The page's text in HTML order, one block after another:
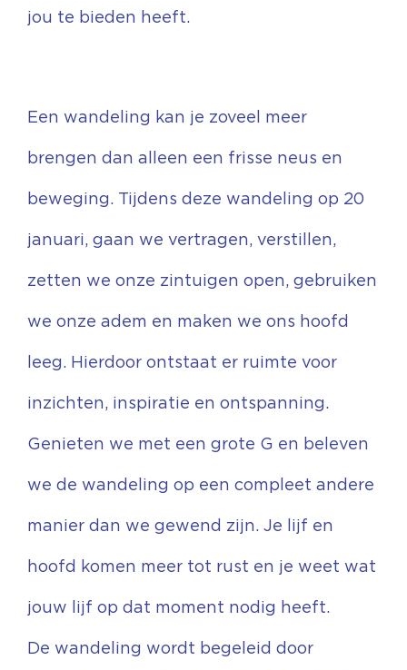
jou te bieden heeft.
Een wandeling kan je zoveel meer
brengen dan alleen een frisse neus en
beweging. Tijdens deze wandeling op 20
januari, gaan we vertragen, verstillen,
zetten we onze zintuigen open, gebruiken
we onze adem en maken we ons hoofd
leeg. Hierdoor ontstaat er ruimte voor
inzichten, inspiratie en ontspanning.
Genieten we met een grote G en beleven
we de wandeling op een compleet andere
manier dan we gewend zijn. Je lijf en
hoofd komen meer tot rust en je weet wat
jouw lijf op dat moment nodig heeft.
De wandeling wordt begeleid door